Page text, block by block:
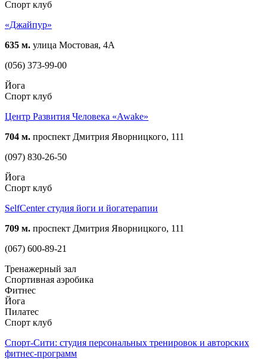
Спорт клуб
«Джайпур»
635 м. улица Мостовая, 4А
(056) 373-99-00
Йога
Спорт клуб
Центр Развития Человека «Awake»
704 м. проспект Дмитрия Яворницкого, 111
(097) 830-26-50
Йога
Спорт клуб
SelfCenter студия йоги и йогатерапии
709 м. проспект Дмитрия Яворницкого, 111
(067) 600-89-21
Тренажерный зал
Спортивная аэробика
Фитнес
Йога
Пилатес
Спорт клуб
Спорт-Сити: студия персональных тренировок и авторских
фитнес-программ